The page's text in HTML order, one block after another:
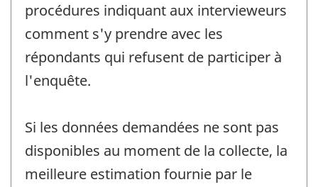
procédures indiquant aux intervieweurs
comment s'y prendre avec les
répondants qui refusent de participer à
l'enquête.
Si les données demandées ne sont pas
disponibles au moment de la collecte, la
meilleure estimation fournie par le